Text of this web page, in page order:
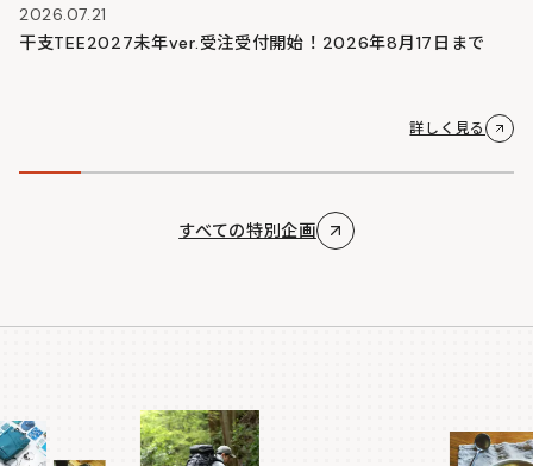
2026.07.21
干支TEE2027未年ver.受注受付開始！2026年8月17日まで
詳しく見る
すべての特別企画